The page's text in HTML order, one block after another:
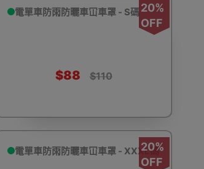
電暖蛋 電熱衣著 燒烤爐
20%
OFF
電單車防雨防曬車冚車罩 - S碼
$88 $110
20%
OFF
電單車防雨防曬車冚車罩 - XXXL碼